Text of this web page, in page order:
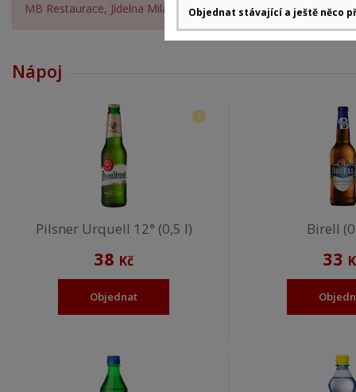
MB Restaurace, Jídelna Milan Babor OTEVŘENA, rozvoz
Nápoj
Pilsner Urquell 12° (0,5 l)
38 Kč
Objednat
?
Birell
33